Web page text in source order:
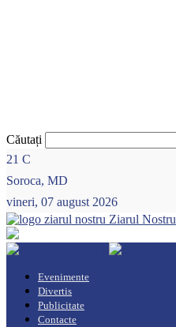
Căutați
21 C
Soroca, MD
vineri, 07 august 2026
Ziarul Nostru
Evenimente
Divertis
Publicitate
Contacte